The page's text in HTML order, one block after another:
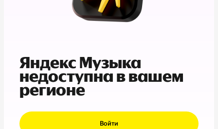
Яндекс Музыка
недоступна в вашем
регионе
Войти